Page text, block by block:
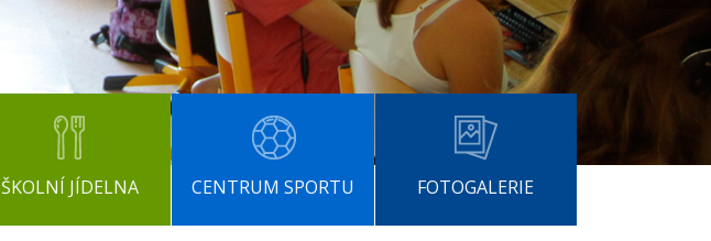
ŠKOLNÍ JÍDELNA CENTRUM SPORTU FOTOGALERIE